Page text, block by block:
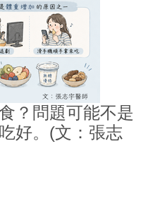
？問題可能不是
好。(文：張志